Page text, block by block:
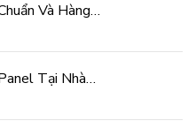
Và Hàng
Tại Nhà